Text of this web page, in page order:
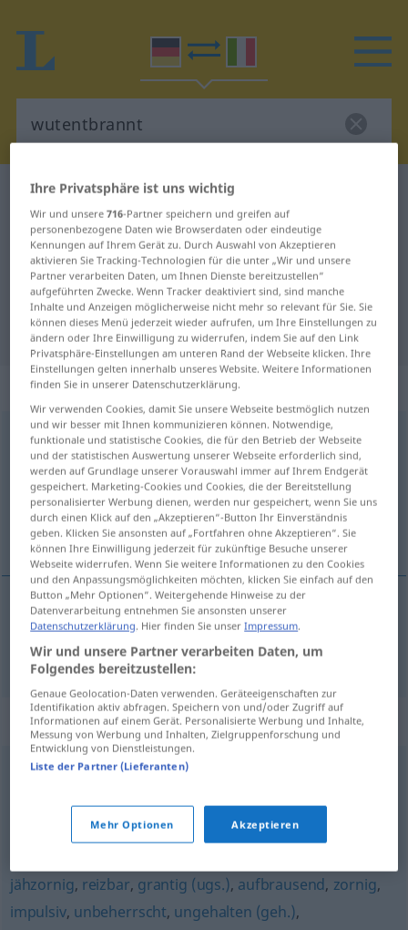
Deutsch-Italienisch Wörterbuch
Deutsch-Italienisch Übersetzung
für "wutentbrannt"
"wutentbrannt" Italienisch
Übersetzung
„wutentbrannt“: Adjektiv
wutentbranntadj
Übersicht aller Übersetzungen
(Für mehr Details die Übersetzung anklicken/antippen)
furioso
furioso wutentbrannt
Synonyme für "wutentbrannt"
stocksauer (ugs.),blindwütig,stinkwütend (ugs.)
fuchsteufelswild
jähzornig, reizbar, grantig (ugs.), aufbrausend, zornig,
impulsiv, unbeherrscht, ungehalten (geh.),
Ihre Privatsphäre ist uns wichtig
Wir und unsere716-Partner speichern und greifen auf
personenbezogene Daten wie Browserdaten oder eindeutige
Kennungen auf Ihrem Gerät zu. Durch Auswahl von Akzeptieren
aktivieren Sie Tracking-Technologien für die unter „Wir und unsere
Partner verarbeiten Daten, um Ihnen Dienste bereitzustellen“
aufgeführten Zwecke. Wenn Tracker deaktiviert sind, sind manche
Inhalte und Anzeigen möglicherweise nicht mehr so relevant für Sie. Sie
können dieses Menü jederzeit wieder aufrufen, um Ihre Einstellungen zu
ändern oder Ihre Einwilligung zu widerrufen, indem Sie auf den Link
Privatsphäre-Einstellungen am unteren Rand der Webseite klicken. Ihre
Einstellungen gelten innerhalb unseres Website. Weitere Informationen
finden Sie in unserer Datenschutzerklärung.
Wir verwenden Cookies, damit Sie unsere Webseite bestmöglich nutzen
und wir besser mit Ihnen kommunizieren können. Notwendige,
funktionale und statistische Cookies, die für den Betrieb der Webseite
und der statistischen Auswertung unserer Webseite erforderlich sind,
werden auf Grundlage unserer Vorauswahl immer auf Ihrem Endgerät
gespeichert. Marketing-Cookies und Cookies, die der Bereitstellung
personalisierter Werbung dienen, werden nur gespeichert, wenn Sie uns
durch einen Klick auf den „Akzeptieren“-Button Ihr Einverständnis
geben. Klicken Sie ansonsten auf „Fortfahren ohne Akzeptieren“. Sie
können Ihre Einwilligung jederzeit für zukünftige Besuche unserer
Webseite widerrufen. Wenn Sie weitere Informationen zu den Cookies
und den Anpassungsmöglichkeiten möchten, klicken Sie einfach auf den
Button „Mehr Optionen“. Weitergehende Hinweise zu der
Datenverarbeitung entnehmen Sie ansonsten unserer
Datenschutzerklärung. Hier finden Sie unserImpressum.
Wir und unsere Partner verarbeiten Daten, um
Folgendes bereitzustellen:
Genaue Geolocation-Daten verwenden. Geräteeigenschaften zur
Identifikation aktiv abfragen. Speichern von und/oder Zugriff auf
Informationen auf einem Gerät. Personalisierte Werbung und Inhalte,
Messung von Werbung und Inhalten, Zielgruppenforschung und
Entwicklung von Dienstleistungen.
Liste der Partner (Lieferanten)
Mehr Optionen Akzeptieren